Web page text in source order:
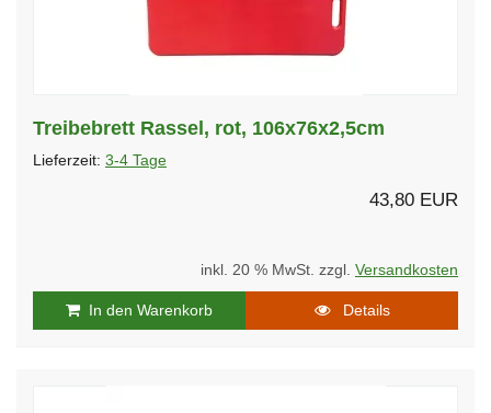
Treibebrett Rassel, rot, 106x76x2,5cm
Lieferzeit: 3-4 Tage
43,80 EUR
inkl. 20 % MwSt. zzgl. Versandkosten
In den Warenkorb Details